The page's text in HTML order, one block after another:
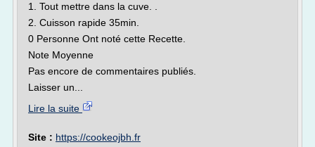
1. Tout mettre dans la cuve. .
2. Cuisson rapide 35min.
0 Personne Ont noté cette Recette.
Note Moyenne
Pas encore de commentaires publiés.
Laisser un...
Lire la suite
Site : https://cookeojbh.fr